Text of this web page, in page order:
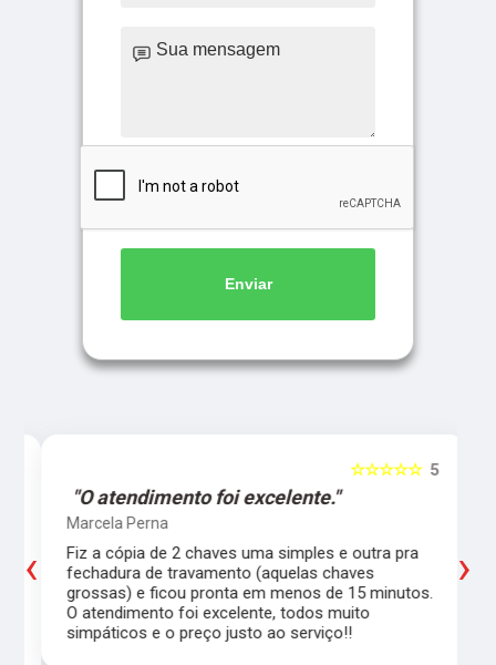
Enviar
5
☆☆☆☆☆
"O atendimento foi excelente."
Marcela Perna
Fiz a cópia de 2 chaves uma simples e outra pra
fechadura de travamento (aquelas chaves
grossas) e ficou pronta em menos de 15 minutos.
O atendimento foi excelente, todos muito
simpáticos e o preço justo ao serviço!!
‹ ›